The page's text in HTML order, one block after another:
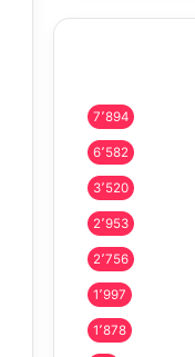
7٬894
6٬582
3٬520
2٬953
2٬756
1٬997
1٬878